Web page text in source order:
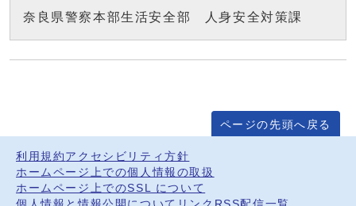
奈良県警察本部生活安全部 人身安全対策課
ページの先頭へ戻る
利用規約 アクセシビリティ方針
ホームページ上での個人情報の取扱
ホームページ上でのSSL について